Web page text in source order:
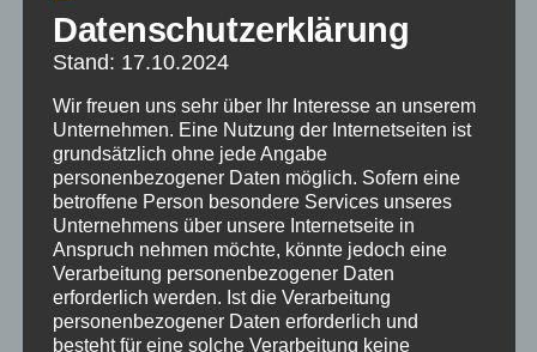
Datenschutzerklärung
Stand: 17.10.2024
Wir freuen uns sehr über Ihr Interesse an unserem
Unternehmen. Eine Nutzung der Internetseiten ist
grundsätzlich ohne jede Angabe
personenbezogener Daten möglich. Sofern eine
betroffene Person besondere Services unseres
Unternehmens über unsere Internetseite in
Anspruch nehmen möchte, könnte jedoch eine
Verarbeitung personenbezogener Daten
erforderlich werden. Ist die Verarbeitung
personenbezogener Daten erforderlich und
besteht für eine solche Verarbeitung keine